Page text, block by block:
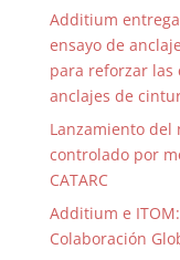
Additium
ensayo de
para reforzar las
anclajes de
Lanzamiento del
controlado por
CATARC
Additium e
Colaboración